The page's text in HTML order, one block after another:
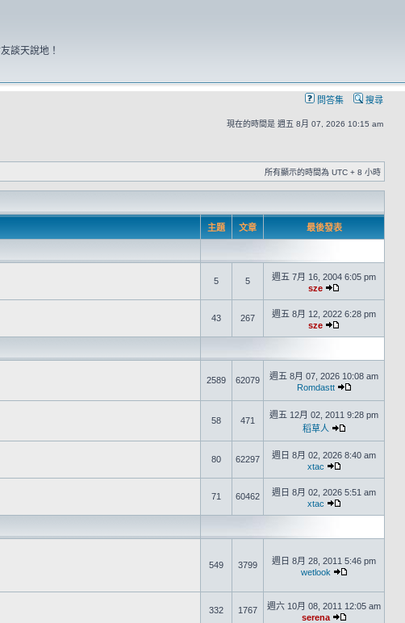
談天說地！
問答集 搜尋
現在的時間是 週五 8月 07, 2026 10:15 am
所有顯示的時間為 UTC + 8 小時
主題 文章 最後發表
5 5
週五 7月 16, 2004 6:05 pm
sze
43 267
週五 8月 12, 2022 6:28 pm
sze
2589 62079
週五 8月 07, 2026 10:08 am
Romdastt
58 471
週五 12月 02, 2011 9:28 pm
稻草人
80 62297
週日 8月 02, 2026 8:40 am
xtac
71 60462
週日 8月 02, 2026 5:51 am
xtac
549 3799
週日 8月 28, 2011 5:46 pm
wetlook
332 1767
週六 10月 08, 2011 12:05 am
serena